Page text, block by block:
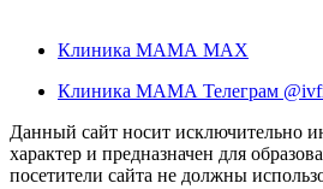
Клиника МАМА MAX
Клиника МАМА Телеграм
Данный сайт носит исключительно
характер и предназначен для
посетители сайта не должны